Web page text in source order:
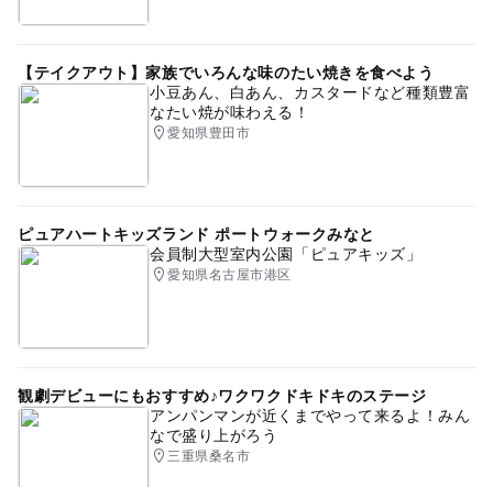
【テイクアウト】家族でいろんな味のたい焼きを食べよう
小豆あん、白あん、カスタードなど種類豊富
なたい焼が味わえる！
愛知県豊田市
ピュアハートキッズランド ポートウォークみなと
会員制大型室内公園「ピュアキッズ」
愛知県名古屋市港区
観劇デビューにもおすすめ♪ワクワクドキドキのステージ
アンパンマンが近くまでやって来るよ！みん
なで盛り上がろう
三重県桑名市